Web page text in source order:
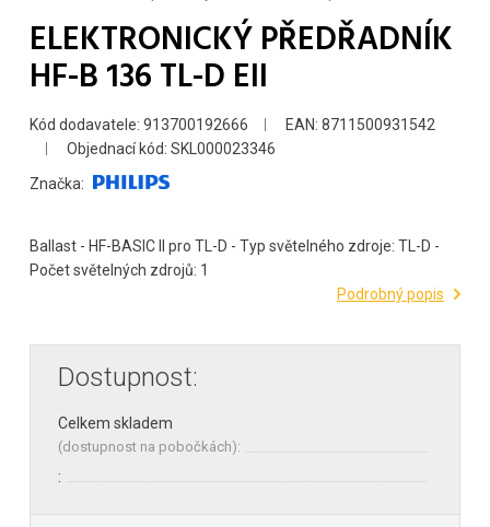
ELEKTRONICKÝ PŘEDŘADNÍK
HF-B 136 TL-D EII
Kód dodavatele: 913700192666
EAN: 8711500931542
Objednací kód: SKL000023346
Značka:
Ballast - HF-BASIC II pro TL-D - Typ světelného zdroje: TL-D -
Počet světelných zdrojů: 1
Podrobný popis
Dostupnost:
Celkem skladem
(dostupnost na pobočkách):
: